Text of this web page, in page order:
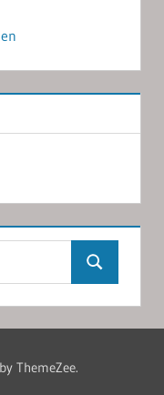
Search
ThemeZee.